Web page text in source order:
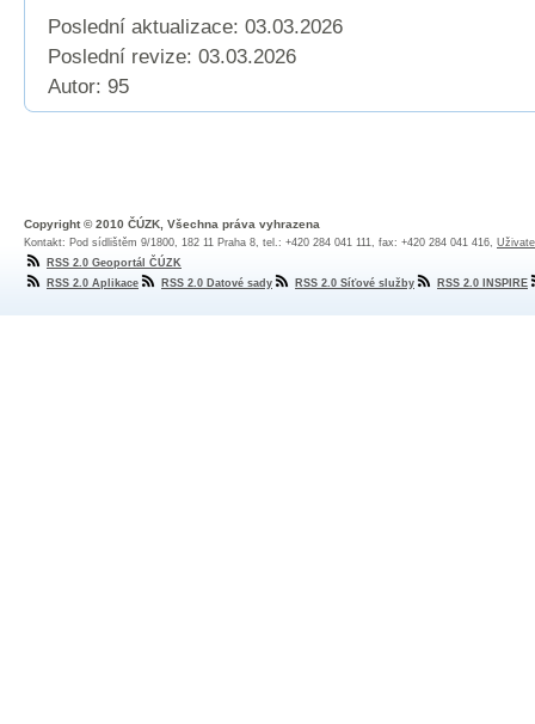
Poslední aktualizace: 03.03.2026
Poslední revize: 03.03.2026
Autor: 95
Copyright © 2010 ČÚZK, Všechna práva vyhrazena
Kontakt: Pod sídlištěm 9/1800, 182 11 Praha 8, tel.: +420 284 041 111, fax: +420 284 041 416,
RSS 2.0 Geoportál ČÚZK
RSS 2.0 Aplikace
RSS 2.0 Datové sady RSS 2.0 Síťové služby RSS 2.0 INSPIRE